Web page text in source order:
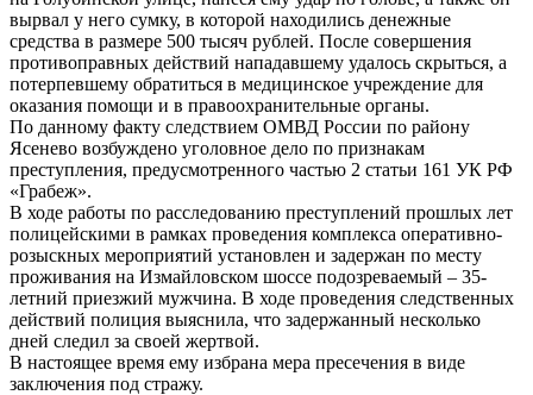
вырвал у него сумку, в которой находились денежные
средства в размере 500 тысяч рублей. После совершения
противоправных действий нападавшему удалось скрыться, а
потерпевшему обратиться в медицинское учреждение для
оказания помощи и в правоохранительные органы.
По данному факту следствием ОМВД России по району
Ясенево возбуждено уголовное дело по признакам
преступления, предусмотренного частью 2 статьи 161 УК РФ
«Грабеж».
В ходе работы по расследованию преступлений прошлых лет
полицейскими в рамках проведения комплекса оперативно-
розыскных мероприятий установлен и задержан по месту
проживания на Измайловском шоссе подозреваемый – 35-
летний приезжий мужчина. В ходе проведения следственных
действий полиция выяснила, что задержанный несколько
дней следил за своей жертвой.
В настоящее время ему избрана мера пресечения в виде
заключения под стражу.